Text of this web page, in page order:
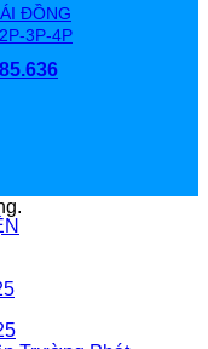
ĐỒNG
3P-4P